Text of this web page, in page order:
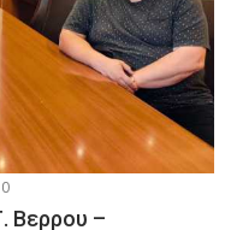
0
Βερρου –